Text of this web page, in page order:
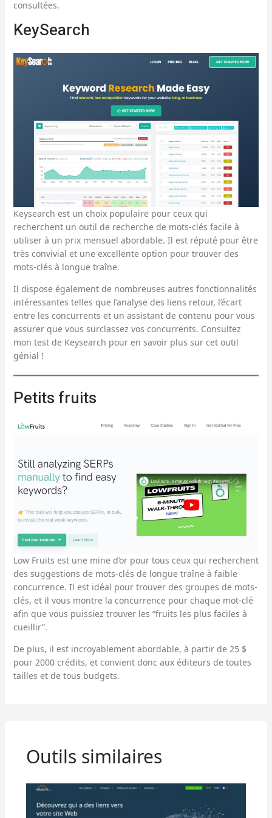
consultées.
KeySearch
Keysearch est un choix populaire pour ceux qui
recherchent un outil de recherche de mots-clés facile à
utiliser à un prix mensuel abordable. Il est réputé pour être
très convivial et une excellente option pour trouver des
mots-clés à longue traîne.
Il dispose également de nombreuses autres fonctionnalités
intéressantes telles que l’analyse des liens retour, l’écart
entre les concurrents et un assistant de contenu pour vous
assurer que vous surclassez vos concurrents. Consultez
mon test de Keysearch pour en savoir plus sur cet outil
génial !
Petits fruits
Low Fruits est une mine d’or pour tous ceux qui recherchent
des suggestions de mots-clés de longue traîne à faible
concurrence. Il est idéal pour trouver des groupes de mots-
clés, et il vous montre la concurrence pour chaque mot-clé
afin que vous puissiez trouver les “fruits les plus faciles à
cueillir”.
De plus, il est incroyablement abordable, à partir de 25 $
pour 2000 crédits, et convient donc aux éditeurs de toutes
tailles et de tous budgets.
Outils similaires